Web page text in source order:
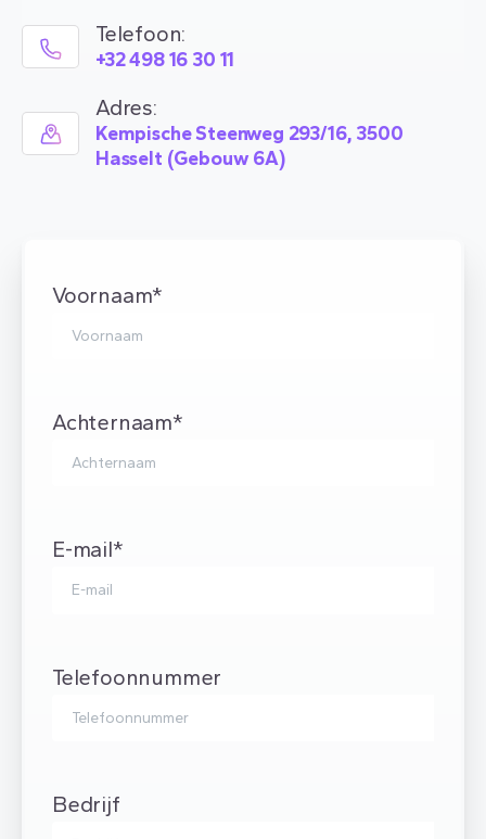
Telefoon:
+32 498 16 30 11
Adres:
Kempische Steenweg 293/16, 3500
Hasselt (Gebouw 6A)
Voornaam*
Achternaam*
E-mail*
Telefoonnummer
Bedrijf